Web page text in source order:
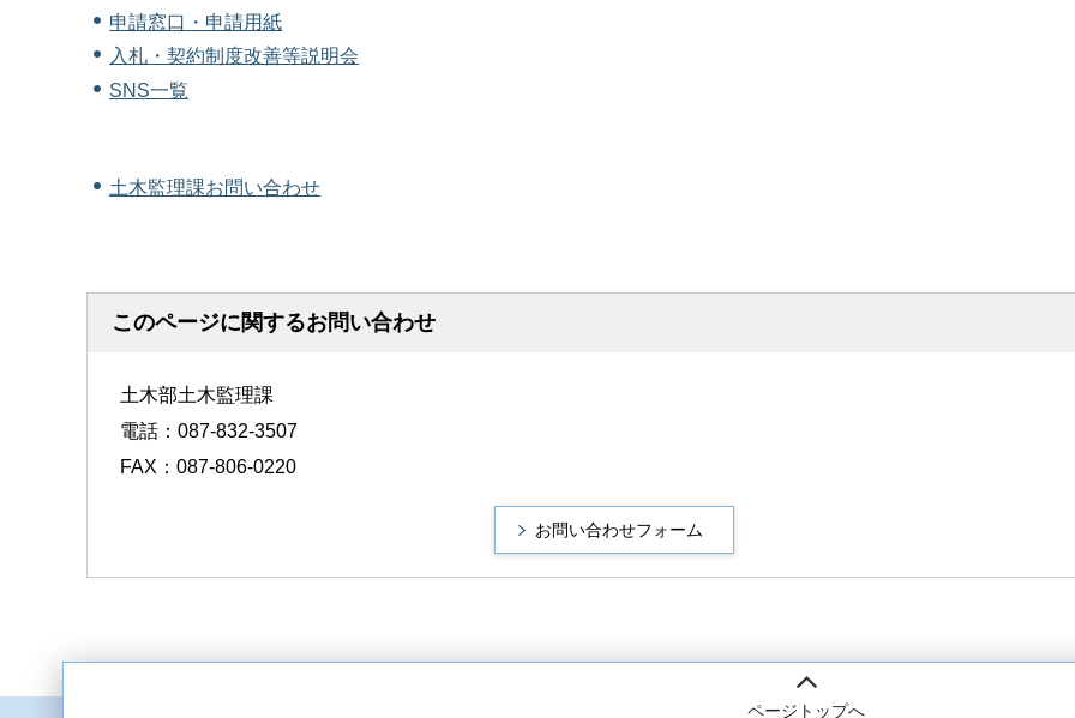
申請窓口・申請用紙
入札・契約制度改善等説明会
SNS一覧
土木監理課お問い合わせ
このページに関するお問い合わせ
土木部土木監理課
電話：087-832-3507
FAX：087-806-0220
ページトップへ